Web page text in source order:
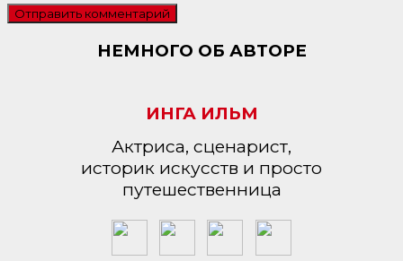
НЕМНОГО ОБ АВТОРЕ
ИНГА ИЛЬМ
Актриса, сценарист,
историк искусств и просто
путешественница